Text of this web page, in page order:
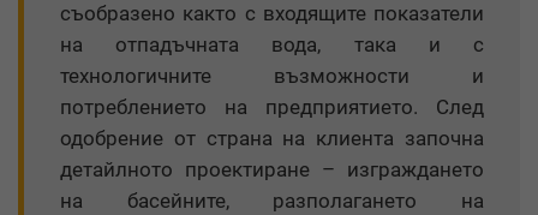
съобразено както с входящите показатели
на отпадъчната вода, така и с
технологичните възможности и
потреблението на предприятието. След
одобрение от страна на клиента започна
детайлното проектиране – изграждането
на басейните, разполагането на